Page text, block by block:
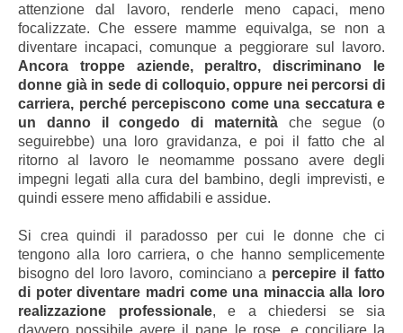
attenzione dal lavoro, renderle meno capaci, meno
focalizzate. Che essere mamme equivalga, se non a
diventare incapaci, comunque a peggiorare sul lavoro.
Ancora troppe aziende, peraltro, discriminano le
donne già in sede di colloquio, oppure nei percorsi di
carriera, perché percepiscono come una seccatura e
un danno il congedo di maternitàche segue (o
seguirebbe) una loro gravidanza, e poi il fatto che al
ritorno al lavoro le neomamme possano avere degli
impegni legati alla cura del bambino, degli imprevisti, e
quindi essere meno affidabili e assidue.
Si crea quindi il paradosso per cui le donne che ci
tengono alla loro carriera, o che hanno semplicemente
bisogno del loro lavoro, cominciano a percepire il fatto
di poter diventare madri come una minaccia alla loro
realizzazione professionale, e a chiedersi se sia
davvero possibile avere il pane le rose, e conciliare la